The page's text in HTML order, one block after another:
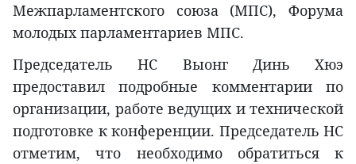
Межпарламентского союза (МПС), Форума
молодых парламентариев МПС.
Председатель НС Выонг Динь Хюэ
предоставил подробные комментарии по
организации, работе ведущих и технической
подготовке к конференции. Председатель НС
отметим, что необходимо обратиться к